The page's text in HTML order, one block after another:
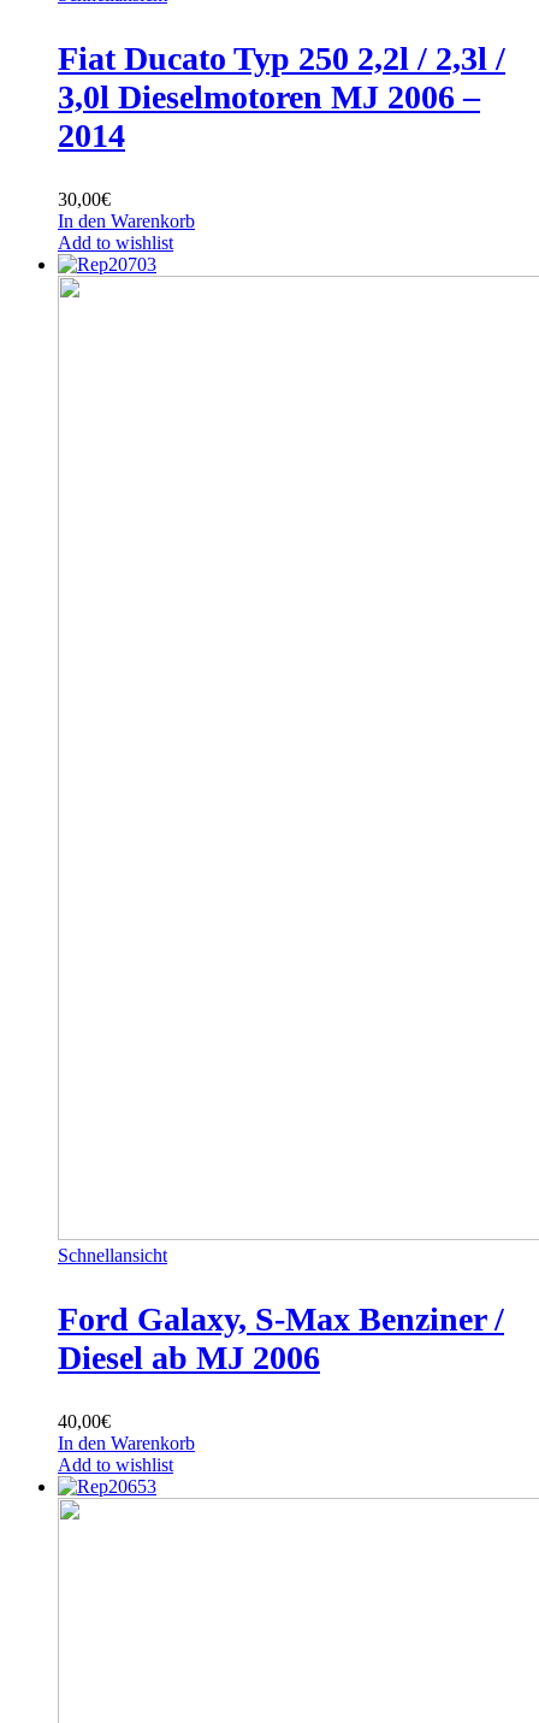
Fiat Ducato Typ 250 2,2l / 2,3l /
3,0l Dieselmotoren MJ 2006 –
2014
30,00€
In den Warenkorb
Add to wishlist
Schnellansicht
Ford Galaxy, S-Max Benziner /
Diesel ab MJ 2006
40,00€
In den Warenkorb
Add to wishlist